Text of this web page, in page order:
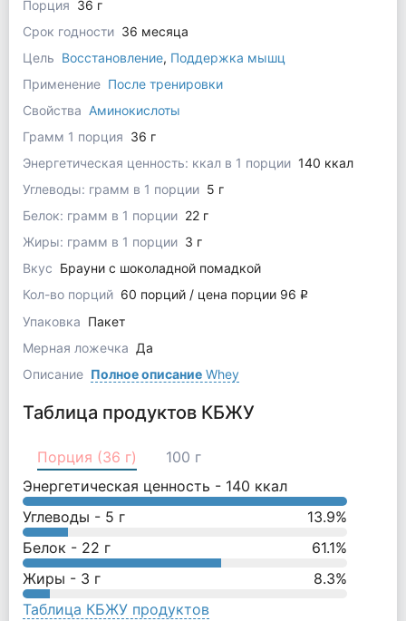
Порция 36 г
Срок годности 36 месяца
Цель Восстановление, Поддержка мышц
Применение После тренировки
Свойства Аминокислоты
Грамм 1 порция 36 г
Энергетическая ценность: ккал в 1 порции 140 ккал
Углеводы: грамм в 1 порции 5 г
Белок: грамм в 1 порции 22 г
Жиры: грамм в 1 порции 3 г
Вкус Брауни с шоколадной помадкой
Кол-во порций 60 порций / цена порции 96 q
Упаковка Пакет
Мерная ложечка Да
Описание Полное описаниеWhey
Таблица продуктов КБЖУ
Порция (36 г)
100 г
Энергетическая ценность - 140 ккал
Углеводы - 5 г 13.9%
Белок - 22 г 61.1%
Жиры - 3 г 8.3%
Таблица КБЖУ продуктов